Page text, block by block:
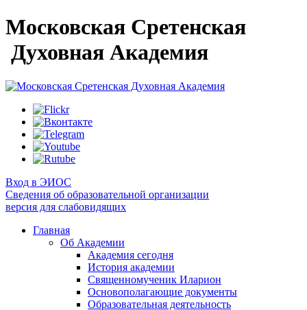
Московская Сретенская
Духовная Академия
Вход в ЭИОС
Сведения об образовательной организации
версия для слабовидящих
Главная
Об Академии
Академия сегодня
История академии
Священномученик Иларион
Основополагающие документы
Образовательная деятельность